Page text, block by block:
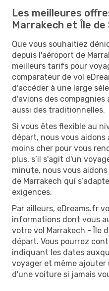
Les meilleures
Marrakech et Île de
Que vous souhaitiez
depuis l'aéroport de
meilleurs tarifs pour
comparateur de vol
d'accéder à une large
d'avions des
aussi des traditionnelles.
Si vous êtes flexible au
départ, nous vous
moins cher pour vous
plus, s’il s'agit d'un
minute, nous vous
de Marrakech qui
exigences.
Par ailleurs, eDreams.fr
informations dont vous
votre vol Marrakech - Île
départ. Vous pourrez
indiquant les dates
voyager et même
d'une voiture si jamais